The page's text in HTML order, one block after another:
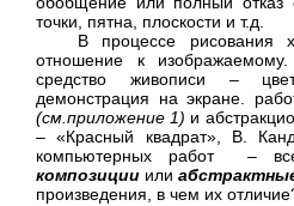
точки, пятна, плоскости и т.д.
В процессе рисования
отношение к изображаемому.
средство живописи –
демонстрация на экране.
(см.приложение 1) и
– «Красный квадрат», В.
компьютерных работ –
композиции или
произведения, в чем их